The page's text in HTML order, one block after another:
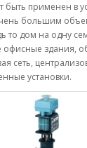
быть применен в
большим
то дом на одну
офисные здания,
сеть,
установки.